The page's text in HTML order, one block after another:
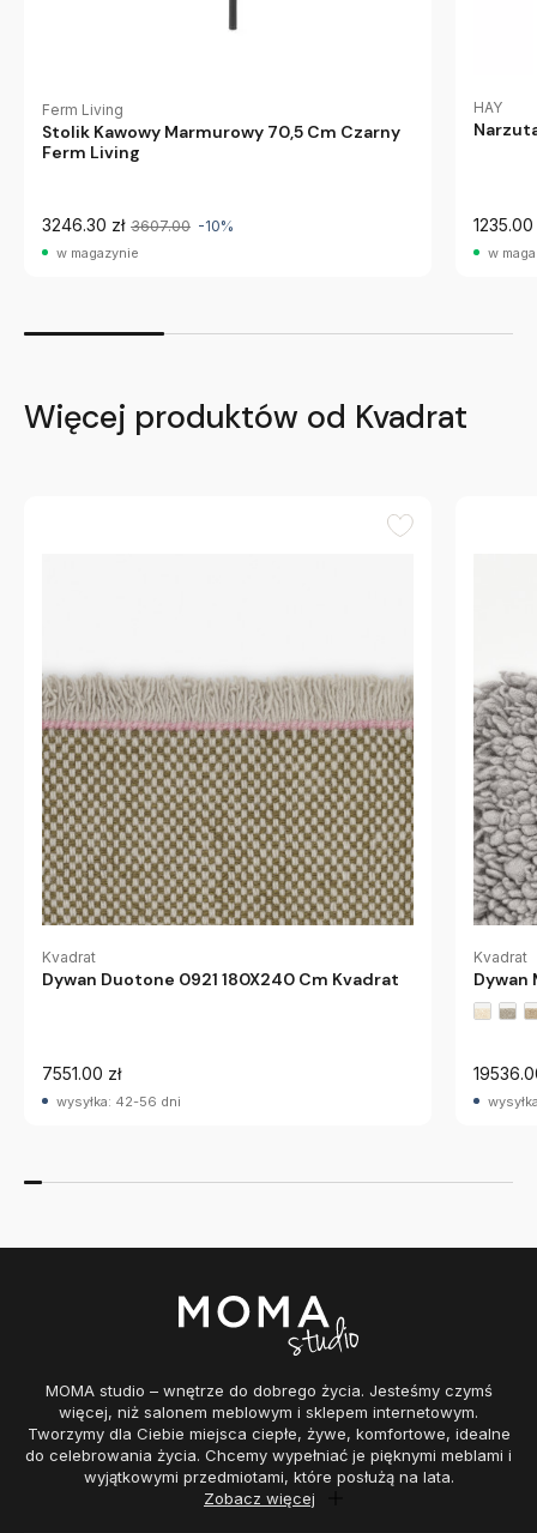
Ferm Living
Stolik Kawowy Marmurowy 70,5 Cm Czarny
Ferm Living
3246.30 zł 3607.00 -10%
w magazynie
HAY
1235.00
w
Więcej produktów od Kvadrat
Kvadrat
Dywan Duotone 0921 180X240 Cm Kvadrat
7551.00 zł
wysyłka: 42-56 dni
Kvadrat
Dywan
MOMA studio – wnętrze do dobrego życia. Jesteśmy czymś
więcej, niż salonem meblowym i sklepem internetowym.
Tworzymy dla Ciebie miejsca ciepłe, żywe, komfortowe, idealne
do celebrowania życia. Chcemy wypełniać je pięknymi meblami i
wyjątkowymi przedmiotami, które posłużą na lata.
Zobacz więcej